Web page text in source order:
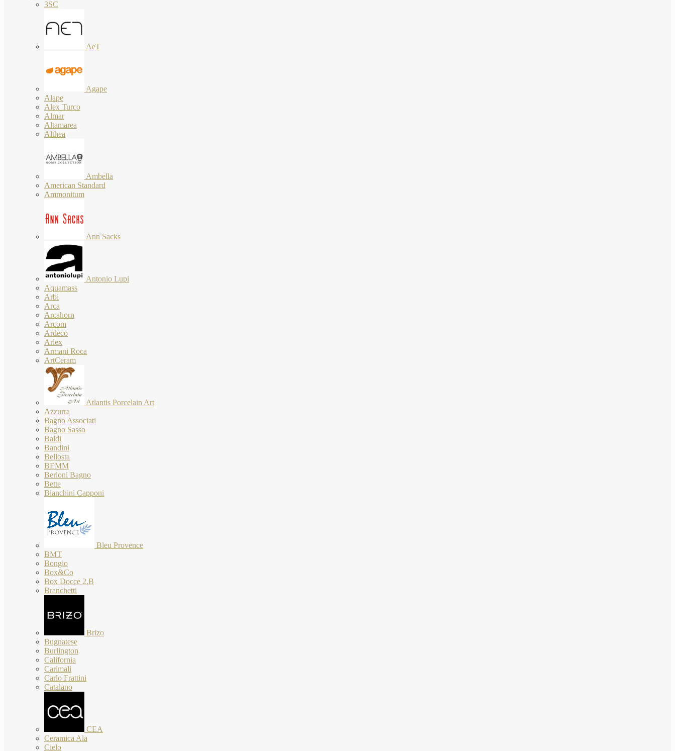
3SC
AeT
Agape
Alape
Alex Turco
Almar
Altamarea
Althea
Ambella
American Standard
Ammonitum
Ann Sacks
Antonio Lupi
Aquamass
Arbi
Arca
Arcahorn
Arcom
Ardeco
Arlex
Armani Roca
ArtCeram
Atlantis Porcelain Art
Azzurra
Bagno Associati
Bagno Sasso
Baldi
Bandini
Bellosta
BEMM
Berloni Bagno
Bette
Bianchini Capponi
Bleu Provence
BMT
Bongio
Box&Co
Box Docce 2.B
Branchetti
Brizo
Bugnatese
Burlington
California
Carimali
Carlo Frattini
Catalano
CEA
Ceramica Ala
Cielo